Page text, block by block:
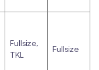
Fullsize,
TKL
Fullsize